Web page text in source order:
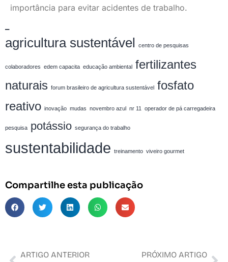
importância para evitar acidentes de trabalho.
agricultura sustentável centro de pesquisas
colaboradores edem capacita educação ambiental
fertilizantes
naturais forum brasileiro de agricultura sustentável
fosfato
reativo inovação mudas novembro azul nr 11 operador de pá carregadeira
pesquisa potássio segurança do trabalho
sustentabilidade treinamento viveiro gourmet
Compartilhe esta publicação
ARTIGO ANTERIOR PRÓXIMO ARTIGO